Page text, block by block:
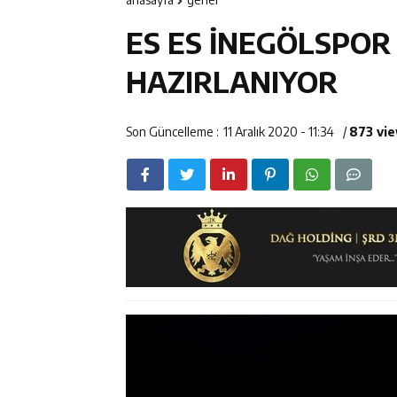
ETSO
12:14 Erzincan’da
12:13 Erzincan Erkek
17:03 Erzincan
ES ES
HAZIRLANIYOR
Son Güncelleme : 11 Aralık 2020 - 11:34 /873